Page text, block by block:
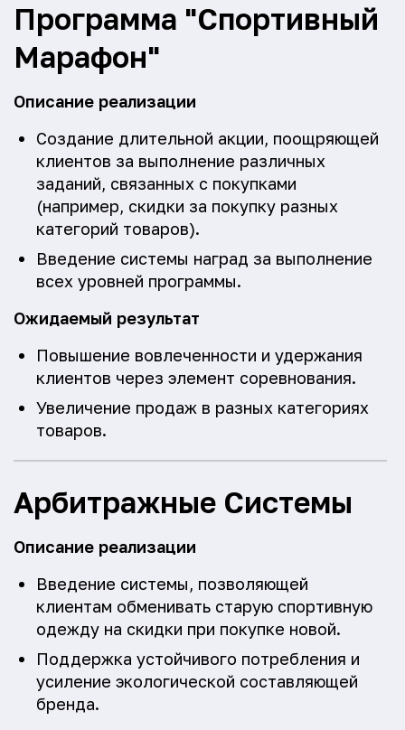
Программа "Спортивный
Марафон"
Описание реализации
Создание длительной акции, поощряющей
клиентов за выполнение различных
заданий, связанных с покупками
(например, скидки за покупку разных
категорий товаров).
Введение системы наград за выполнение
всех уровней программы.
Ожидаемый результат
Повышение вовлеченности и удержания
клиентов через элемент соревнования.
Увеличение продаж в разных категориях
товаров.
Арбитражные Системы
Описание реализации
Введение системы, позволяющей
клиентам обменивать старую спортивную
одежду на скидки при покупке новой.
Поддержка устойчивого потребления и
усиление экологической составляющей
бренда.